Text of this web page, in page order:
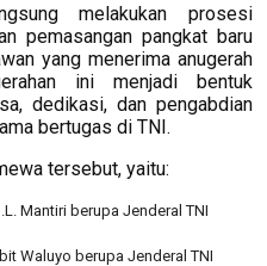
melakukan prosesi
pemasangan pangkat baru
yang menerima anugerah
ini menjadi bentuk
dedikasi, dan pengabdian
bertugas di TNI.
tersebut, yaitu:
Mantiri berupa Jenderal TNI
Waluyo berupa Jenderal TNI